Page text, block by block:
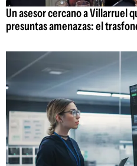
Un asesor cercano a Villarruel
presuntas amenazas: el